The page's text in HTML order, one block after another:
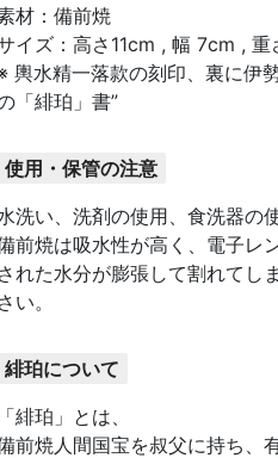
材：備前焼
イズ：高さ11cm , 幅 7cm , 重
輿水精一落款の刻印、裏に伊
「緋珀」書”
使用・保管の注意
洗い、洗剤の使用、食洗器の
前焼は吸水性が高く、電子レ
された水分が膨張して割れてし
さい。
緋珀について
「緋珀」とは、
前焼人間国宝を叔父に持ち、